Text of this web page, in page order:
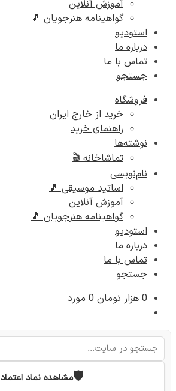
آموزش آنلاین
گواهینامه هنرجویان 🎵
استودیو
درباره ما
تماس با ما
جستجو
فروشگاه
خرید از خارج ایران
راهنمای خرید
نوشته‌ها
تماشاخانه 🎬
نام‌نویسی
اساتید موسیقی 🎵
آموزش آنلاین
گواهینامه هنرجویان 🎵
استودیو
درباره ما
تماس با ما
جستجو
0 هزار تومان 0 مورد
🛡️مشاهده نماد اعتماد